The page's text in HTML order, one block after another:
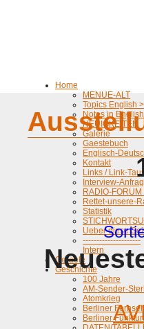
Home
MENUE-ALT
Topics English >
Notes in English
NEUIGKEITEN
Galerie
Gaestebuch
Englisch-
Kontakt
Links / Link-
Interview-
RADIO-FORUM
Rettet-unsere-
Statistik
Ueber diese
---------------------
Intern
Geraete
Geschichte
100 Jahre
AM-Sender-
Atomkrieg
Berliner
Berliner